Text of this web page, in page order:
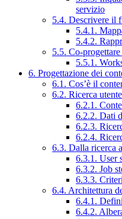
servizio
5.4. Descrivere il
5.4.1.
5.4.2.
5.5. Co-
5.5.1.
6. Progettazione dei
6.1. Cos’è il
6.2. Ricerca
6.2.1.
6.2.2. Dati
6.2.3.
6.2.4.
6.3. Dalla ricerca
6.3.1. User
6.3.2. Job
6.3.3.
6.4. Architettura
6.4.1.
6.4.2.